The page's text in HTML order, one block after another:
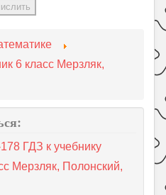
6 класс Мерзляк,
ГДЗ к учебнику
Мерзляк, Полонский,